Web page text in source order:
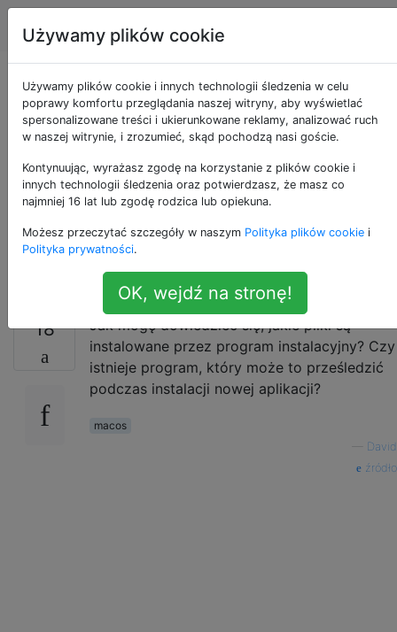
Apple Tagi
skąd mam wiedzieć,
jakie pliki są
instalowane przez
program
instalacyjny?
18
Jak mogę dowiedzieć się, jakie pliki są
instalowane przez program instalacyjny? Czy
istnieje program, który może to prześledzić
podczas instalacji nowej aplikacji?
macos
David
źródło
Używamy plików cookie
Używamy plików cookie i innych technologii śledzenia w celu
poprawy komfortu przeglądania naszej witryny, aby wyświetlać
spersonalizowane treści i ukierunkowane reklamy, analizować ruch
w naszej witrynie, i zrozumieć, skąd pochodzą nasi goście.
Kontynuując, wyrażasz zgodę na korzystanie z plików cookie i
innych technologii śledzenia oraz potwierdzasz, że masz co
najmniej 16 lat lub zgodę rodzica lub opiekuna.
Możesz przeczytać szczegóły w naszym Polityka plików cookie i
Polityka prywatności.
OK, wejdź na stronę!